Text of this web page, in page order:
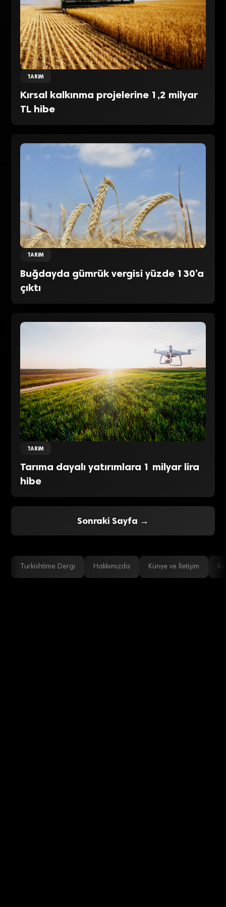
TARIM
Kırsal kalkınma projelerine 1,2 milyar
TL hibe
TARIM
Buğdayda gümrük vergisi yüzde 130’a
çıktı
TARIM
Tarıma dayalı yatırımlara 1 milyar lira
hibe
Sonraki Sayfa →
Turkishtime Dergi Hakkımızda Künye ve İletişim